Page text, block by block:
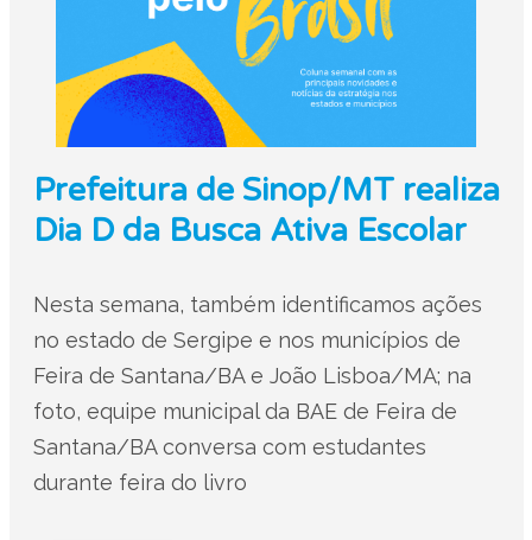
Prefeitura de Sinop/MT realiza
Dia D da Busca Ativa Escolar
Nesta semana, também identificamos ações
no estado de Sergipe e nos municípios de
Feira de Santana/BA e João Lisboa/MA; na
foto, equipe municipal da BAE de Feira de
Santana/BA conversa com estudantes
durante feira do livro